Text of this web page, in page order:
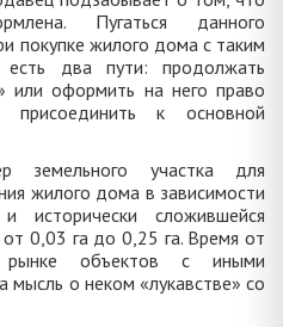
Пугаться данного
покупке жилого дома с таким
есть два пути: продолжать
или оформить на него право
к основной
земельного участка для
жилого дома в зависимости
исторически сложившейся
0,03 га до 0,25 га. Время от
объектов с иными
мысль о неком «лукавстве» со